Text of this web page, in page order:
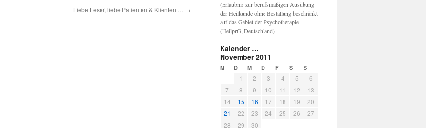
Liebe Leser, liebe Patienten & Klienten … →
(Erlaubnis zur berufsmäßigen Ausübung
der Heilkunde ohne Bestallung beschränkt
auf das Gebiet der Psychotherapie
(HeilprG, Deutschland)
Kalender …
November 2011
M D M D F S S
1 2 3 4 5
6
7
8 9 10 11 12
13
14
15 16 17 18 19
20
21
22 23 24 25 26
27
28
29
30